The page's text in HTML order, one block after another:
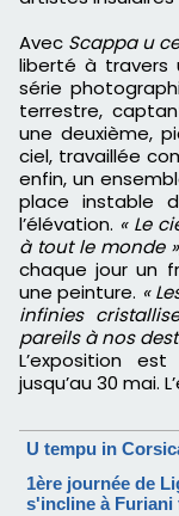
Avec Scappa u
liberté à travers
série
terrestre,
une deuxième,
ciel, travaillée
enfin, un
place instable
l’élévation. « Le
à tout le monde »
chaque jour un
une peinture. «
infinies
pareils à nos
L’exposition
jusqu’au 30 mai.
U tempu in
1ère journée de
s'incline à Furiani